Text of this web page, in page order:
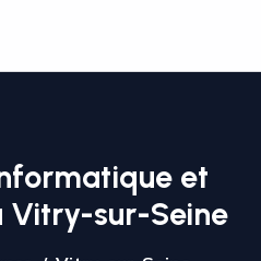
et
Vitry-sur-Seine